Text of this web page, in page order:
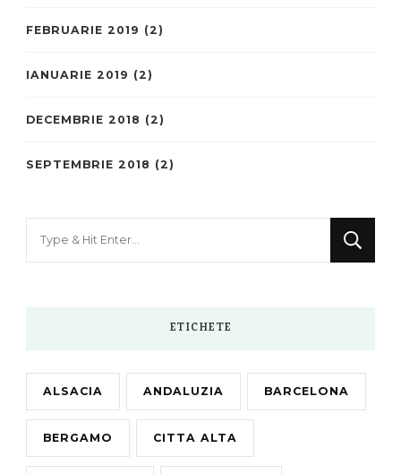
FEBRUARIE 2019 (2)
IANUARIE 2019 (2)
DECEMBRIE 2018 (2)
SEPTEMBRIE 2018 (2)
ETICHETE
ALSACIA ANDALUZIA BARCELONA
BERGAMO CITTA ALTA